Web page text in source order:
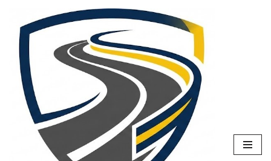
Skip
content